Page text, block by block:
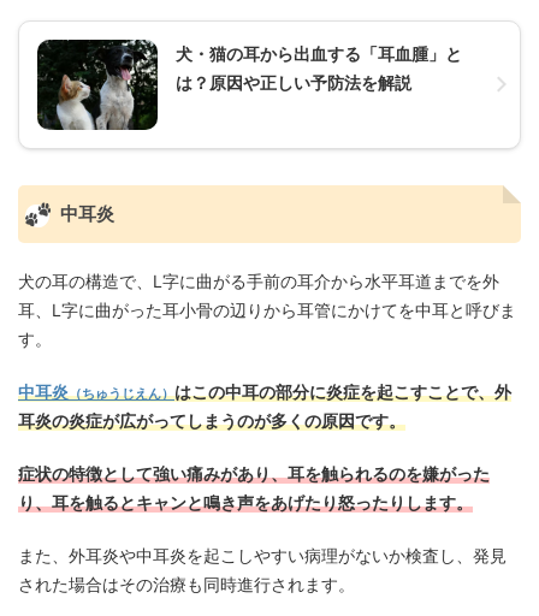
犬・猫の耳から出血する「耳血腫」と
は？原因や正しい予防法を解説
中耳炎
犬の耳の構造で、L字に曲がる手前の耳介から水平耳道までを外
耳、L字に曲がった耳小骨の辺りから耳管にかけてを中耳と呼びま
す。
中耳炎（ちゅうじえん）はこの中耳の部分に炎症を起こすことで、外
耳炎の炎症が広がってしまうのが多くの原因です。
症状の特徴として強い痛みがあり、耳を触られるのを嫌がった
り、耳を触るとキャンと鳴き声をあげたり怒ったりします。
また、外耳炎や中耳炎を起こしやすい病理がないか検査し、発見
された場合はその治療も同時進行されます。